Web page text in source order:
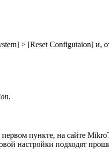
> [Reset Configutaion]
.
пункте, на сайте
настройки подходят